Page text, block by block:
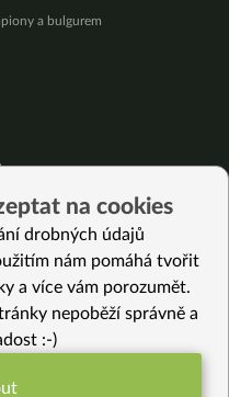
a bulgurem
na cookies
drobných údajů
nám pomáhá tvořit
a více vám porozumět.
nepoběží správně a
:-)